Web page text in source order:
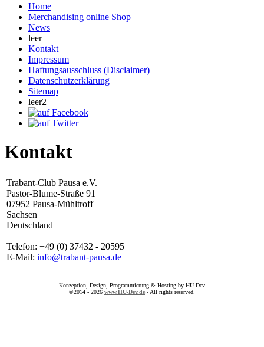
Home
Merchandising online Shop
News
leer
Kontakt
Impressum
Haftungsausschluss (Disclaimer)
Datenschutzerklärung
Sitemap
leer2
Kontakt
Trabant-Club Pausa e.V.
Pastor-Blume-Straße 91
07952 Pausa-Mühltroff
Sachsen
Deutschland
Telefon: +49 (0) 37432 - 20595
E-Mail: info@trabant-pausa.de
Konzeption, Design, Programmierung & Hosting by HU-Dev
©2014 - 2026 www.HU-Dev.de - All rights reserved.